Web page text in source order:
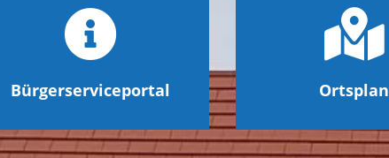
Bürgerserviceportal Ortsplan